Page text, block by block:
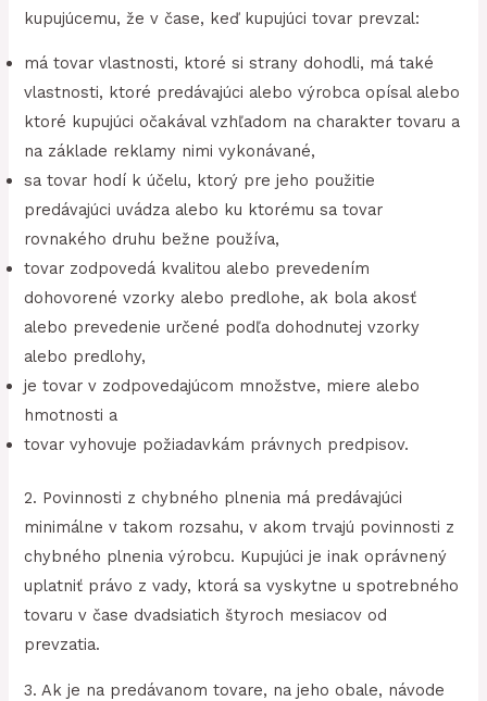
kupujúcemu, že v čase, keď kupujúci tovar prevzal:
má tovar vlastnosti, ktoré si strany dohodli, má také
vlastnosti, ktoré predávajúci alebo výrobca opísal alebo
ktoré kupujúci očakával vzhľadom na charakter tovaru a
na základe reklamy nimi vykonávané,
sa tovar hodí k účelu, ktorý pre jeho použitie
predávajúci uvádza alebo ku ktorému sa tovar
rovnakého druhu bežne používa,
tovar zodpovedá kvalitou alebo prevedením
dohovorené vzorky alebo predlohe, ak bola akosť
alebo prevedenie určené podľa dohodnutej vzorky
alebo predlohy,
je tovar v zodpovedajúcom množstve, miere alebo
hmotnosti a
tovar vyhovuje požiadavkám právnych predpisov.
2. Povinnosti z chybného plnenia má predávajúci
minimálne v takom rozsahu, v akom trvajú povinnosti z
chybného plnenia výrobcu. Kupujúci je inak oprávnený
uplatniť právo z vady, ktorá sa vyskytne u spotrebného
tovaru v čase dvadsiatich štyroch mesiacov od
prevzatia.
3. Ak je na predávanom tovare, na jeho obale, návode